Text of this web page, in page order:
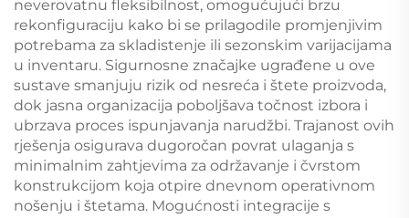
neverovatnu fleksibilnost, omogućujući brzu
rekonfiguraciju kako bi se prilagodile promjenjivim
potrebama za skladistenje ili sezonskim varijacijama
u inventaru. Sigurnosne značajke ugrađene u ove
sustave smanjuju rizik od nesreća i štete proizvoda,
dok jasna organizacija poboljšava točnost izbora i
ubrzava proces ispunjavanja narudžbi. Trajanost ovih
rješenja osigurava dugoročan povrat ulaganja s
minimalnim zahtjevima za održavanje i čvrstom
konstrukcijom koja otpire dnevnom operativnom
nošenju i štetama. Mogućnosti integracije s